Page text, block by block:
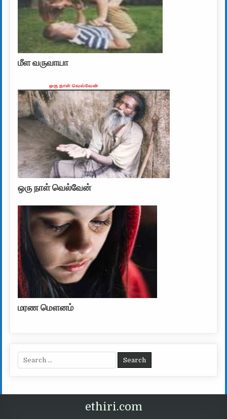
மீள வருவாயா
ஒரு நாள் வெல்வேன்
மரண மௌனம்
Search for:
ethiri.com